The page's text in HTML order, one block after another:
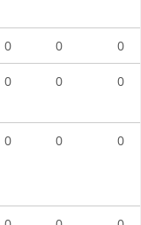
0 0 0
0 0 0
0 0 0